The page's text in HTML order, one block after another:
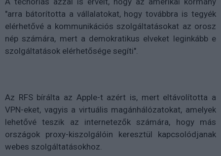
"arra bátorította a vállalatokat, hogy továbbra is tegyék
elérhetővé a kommunikációs szolgáltatásokat az orosz
nép számára, mert a demokratikus elveket leginkább e
szolgáltatások elérhetősége segíti".
Az RFS bírálta az Apple-t azért is, mert eltávolította a
VPN-eket, vagyis a virtuális magánhálózatokat, amelyek
lehetővé teszik az internetezők számára, hogy más
országok proxy-kiszolgálóin keresztül kapcsolódjanak
webes szolgáltatásokhoz.